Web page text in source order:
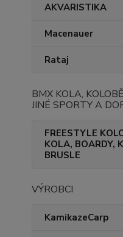
AKVARISTIKA
Macenauer
Rataj
BMX KOLA,
JINÉ SPORTY A
FREESTYLE
KOLA, BOARDY,
BRUSLE
VÝROBCI
KamikazeCarp